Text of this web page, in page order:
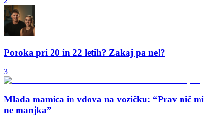
Poroka pri 20 in 22 letih? Zakaj pa ne!?
3
Mlada mamica in vdova na vozičku: “Prav nič mi
ne manjka”